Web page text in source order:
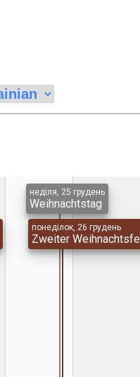
неділя, 25 грудень
Weihnachtstag
понеділок, 26 грудень
Zweiter